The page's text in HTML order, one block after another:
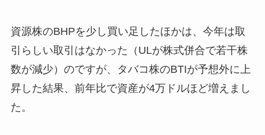
資源株のBHPを少し買い足したほかは、今年は取
引らしい取引はなかった（ULが株式併合で若干株
数が減少）のですが、タバコ株のBTIが予想外に上
昇した結果、前年比で資産が4万ドルほど増えまし
た。